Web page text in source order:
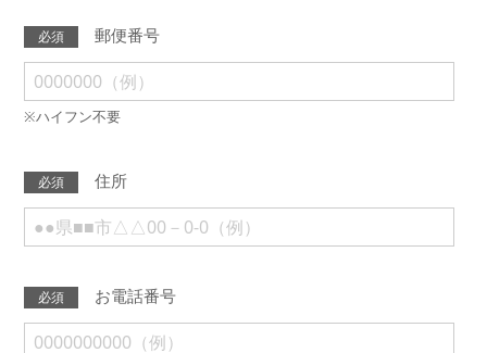
必須 郵便番号
※ハイフン不要
必須 住所
必須 お電話番号